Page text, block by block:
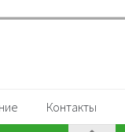
Контакты